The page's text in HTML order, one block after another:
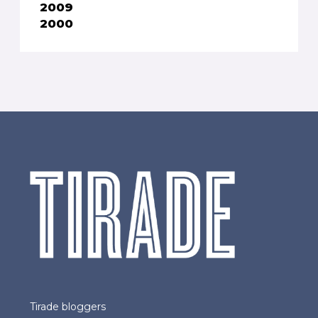
2009
2000
Tirade bloggers